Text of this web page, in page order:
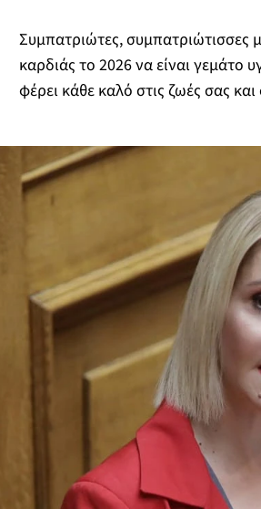
Συμπατριώτες, συμπατριώτισσες
καρδιάς το 2026 να είναι γεμάτο
φέρει κάθε καλό στις ζωές σας και